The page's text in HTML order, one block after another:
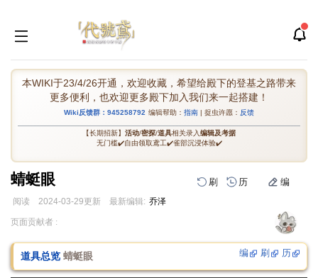
本WIKI于23/4/26开通，欢迎收藏，希望给殿下的登基之路带来
更多便利，也欢迎更多殿下加入我们来一起搭建！
Wiki反馈群：945258792 编辑帮助： 指南 | 捉虫许愿： 反馈
【长期招新】 活动/密探/道具相关录入编辑及考据
无门槛✔️自由领取鸢工✔️雀部沉浸体验✔️
蜻蜓眼 刷 历 编
阅读 2024-03-29更新 最新编辑: 乔泽
跳
导
跳
搜
页面贡献者 :
编 刷 历
道具总览 蜻蜓眼